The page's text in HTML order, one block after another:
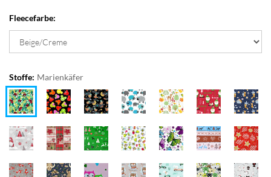
Fleecefarbe:
Stoffe: Marienkäfer